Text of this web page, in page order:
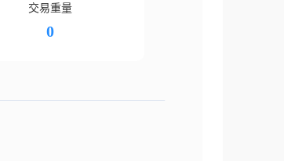
交易重量
0